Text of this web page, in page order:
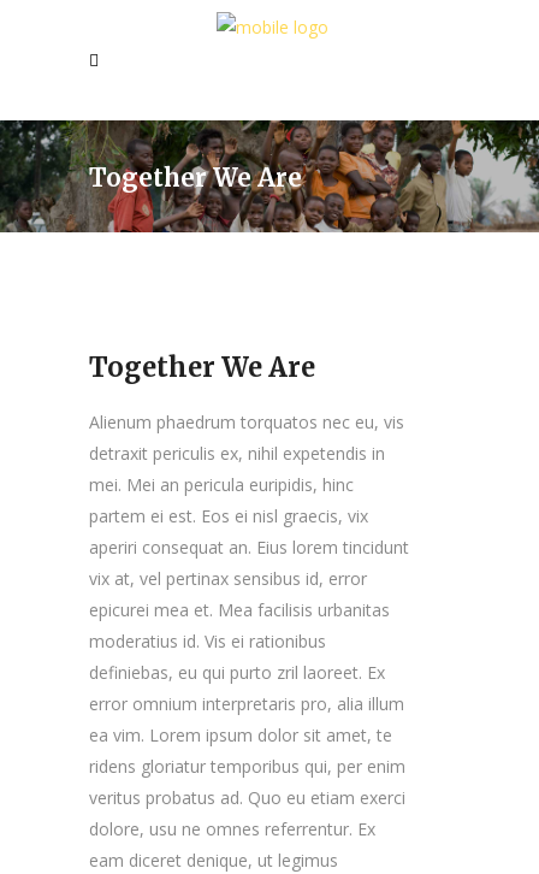
Together We Are
Together We Are
Alienum phaedrum torquatos nec eu, vis
detraxit periculis ex, nihil expetendis in
mei. Mei an pericula euripidis, hinc
partem ei est. Eos ei nisl graecis, vix
aperiri consequat an. Eius lorem tincidunt
vix at, vel pertinax sensibus id, error
epicurei mea et. Mea facilisis urbanitas
moderatius id. Vis ei rationibus
definiebas, eu qui purto zril laoreet. Ex
error omnium interpretaris pro, alia illum
ea vim. Lorem ipsum dolor sit amet, te
ridens gloriatur temporibus qui, per enim
veritus probatus ad. Quo eu etiam exerci
dolore, usu ne omnes referrentur. Ex
eam diceret denique, ut legimus